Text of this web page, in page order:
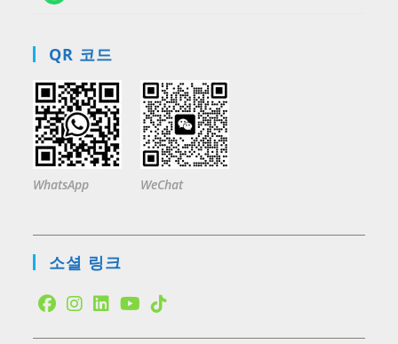
QR 코드
WhatsApp WeChat
소셜 링크